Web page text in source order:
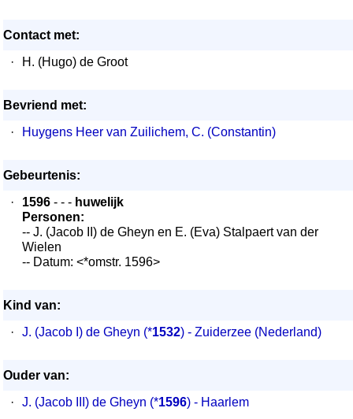
Contact met:
·
H. (Hugo) de Groot
Bevriend met:
·
Huygens Heer van Zuilichem, C. (Constantin)
Gebeurtenis:
·
1596 - - - huwelijk
Personen:
-- J. (Jacob II) de Gheyn en E. (Eva) Stalpaert van der
Wielen
-- Datum: <*omstr. 1596>
Kind van:
·
J. (Jacob I) de Gheyn (*1532) - Zuiderzee (Nederland)
Ouder van:
·
J. (Jacob III) de Gheyn (*1596) - Haarlem